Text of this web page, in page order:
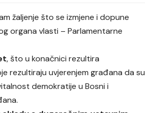
žaljenje što se izmjene i dopune
organa vlasti – Parlamentarne
, što u konačnici rezultira
rezultiraju uvjerenjem građana da su
demokratije u Bosni i